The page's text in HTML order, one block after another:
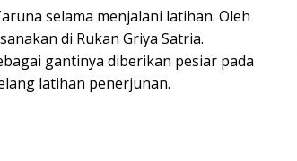
selama menjalani latihan. Oleh
di Rukan Griya Satria.
gantinya diberikan pesiar pada
latihan penerjunan.